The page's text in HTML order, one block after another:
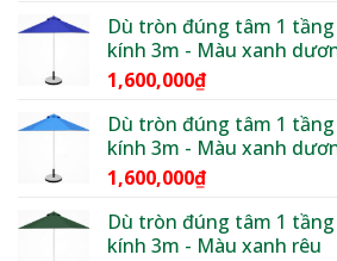
5 sao
Dù tròn đúng tâm 1
kính 3m - Màu xanh
1,600,000₫
Dù tròn đúng tâm 1
kính 3m - Màu xanh
1,600,000₫
Dù tròn đúng tâm 1
kính 3m - Màu xanh rêu